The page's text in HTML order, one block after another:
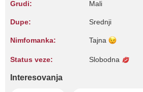
Grudi: Mali
Dupe: Srednji
Nimfomanka: Tajna
Status veze: Slobodna
Interesovanja